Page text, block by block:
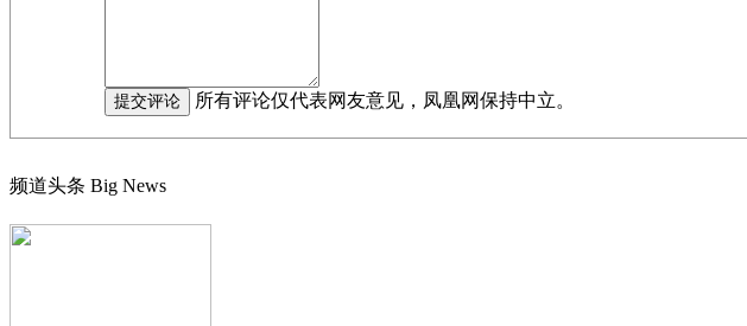
所有评论仅代表网友意见，凤凰网保持中立。
频道头条 Big News